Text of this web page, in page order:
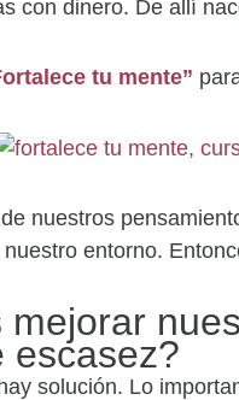
con dinero. De allí
tu mente”
nuestros
entorno.
escasez?
solución. Lo